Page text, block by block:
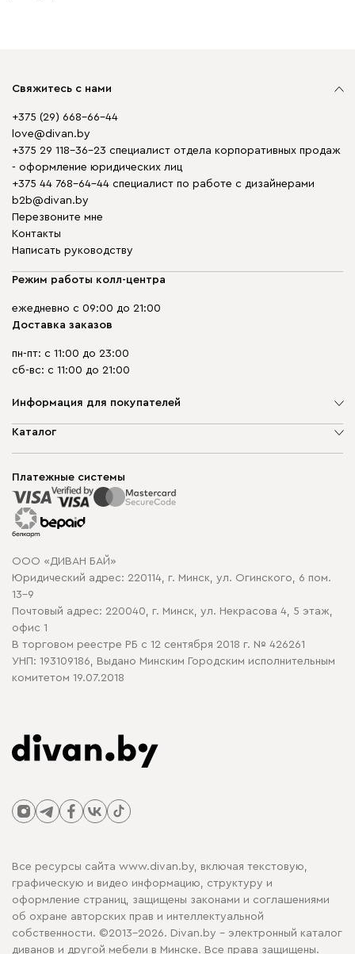
Свяжитесь с нами
+375 (29) 668-66-44
love@divan.by
+375 29 118-36-23 специалист отдела корпоративных продаж
- оформление юридических лиц
+375 44 768-64-44 специалист по работе с дизайнерами
b2b@divan.by
Перезвоните мне
Контакты
Написать руководству
Режим работы колл-центра
ежедневно с 09:00 до 21:00
Доставка заказов
пн-пт: с 11:00 до 23:00
сб-вс: с 11:00 до 21:00
Информация для покупателей
О компании
Способы оплаты
Рассрочка и кредит
Гарантия
Карта сайта
Политика конфиденциальности
Политика в отношении обработки cookie
Каталог
Корпусная мебель
Распродажа мебели
Платежные системы
ООО «ДИВАН БАЙ»
Юридический адрес: 220114, г. Минск, ул. Огинского, 6 пом.
13-9
Почтовый адрес: 220040, г. Минск, ул. Некрасова 4, 5 этаж,
офис 1
В торговом реестре РБ с 12 сентября 2018 г. № 426261
УНП: 193109186, Выдано Минским Городским исполнительным
комитетом 19.07.2018
Все ресурсы сайта www.divan.by, включая текстовую,
графическую и видео информацию, структуру и
оформление страниц, защищены законами и соглашениями
об охране авторских прав и интеллектуальной
собственности. ©2013-2026. Divan.by - электронный каталог
диванов и другой мебели в Минске. Все права защищены.